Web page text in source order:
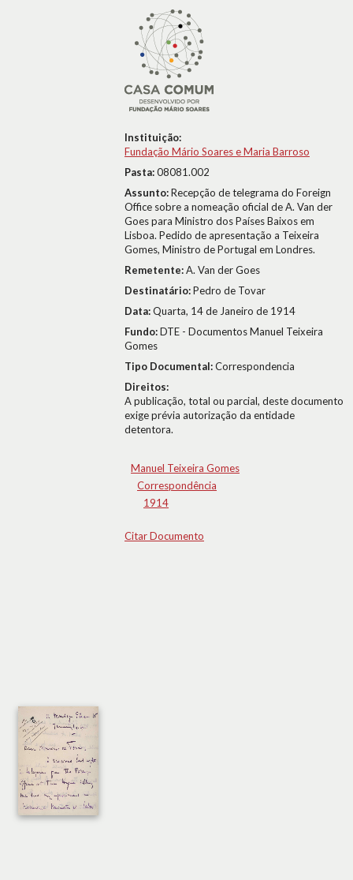
Instituição:
Fundação Mário Soares e Maria Barroso
Pasta:08081.002
Assunto:Recepção de telegrama do Foreign
Office sobre a nomeação oficial de A. Van der
Goes para Ministro dos Países Baixos em
Lisboa. Pedido de apresentação a Teixeira
Gomes, Ministro de Portugal em Londres.
Remetente:A. Van der Goes
Destinatário:Pedro de Tovar
Data:Quarta, 14 de Janeiro de 1914
Fundo:DTE - Documentos Manuel Teixeira
Gomes
Tipo Documental:Correspondencia
Direitos:
A publicação, total ou parcial, deste documento
exige prévia autorização da entidade
detentora.
Manuel Teixeira Gomes
Correspondência
1914
Citar Documento